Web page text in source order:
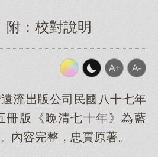
附：校對說明
流版公司民國八十七年
版《晚清七十年》為藍
內容完整，忠實原著。